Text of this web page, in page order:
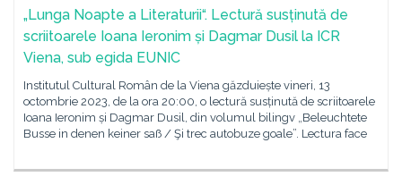
„Lunga Noapte a Literaturii“. Lectură susținută de
scriitoarele Ioana Ieronim și Dagmar Dusil la ICR
Viena, sub egida EUNIC
Institutul Cultural Român de la Viena găzduiește vineri, 13
octombrie 2023, de la ora 20:00, o lectură susținută de scriitoarele
Ioana Ieronim și Dagmar Dusil, din volumul bilingv „Beleuchtete
Busse in denen keiner saß / Şi trec autobuze goale”. Lectura face